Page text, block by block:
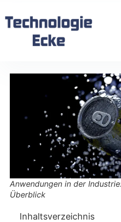
Anwendungen in der
Überblick
Inhaltsverzeichnis